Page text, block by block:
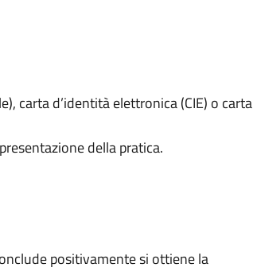
carta d’identità elettronica (CIE) o carta
della pratica.
positivamente si ottiene la